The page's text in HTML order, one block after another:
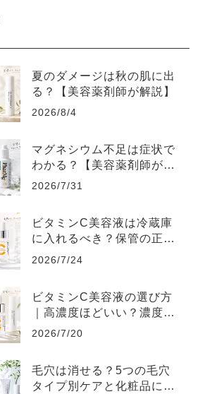
夏のダメージは秋の肌に出
る？【美容薬剤師が解説】
2026/8/4
マグネシウム不足は症状で
わかる？【美容薬剤師が解
説】
2026/7/31
ビタミンC美容液は冷蔵庫
に入れるべき？保管の正解
【ラベル表示を見よう】
2026/7/24
ビタミンC美容液の選び方
｜高濃度ほどいい？濃度よ
り大切な3つ
2026/7/20
毛穴は消せる？5つの毛穴
タイプ別ケアと化粧品にで